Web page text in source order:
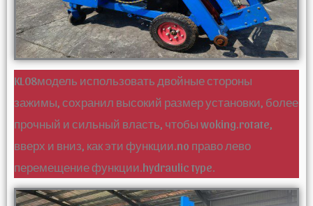
KL08модель использовать двойные стороны
зажимы, сохранил высокий размер установки, более
прочный и сильный власть, чтобы woking.rotate,
вверх и вниз, как эти функции.no право лево
перемещение функции.hydraulic type.